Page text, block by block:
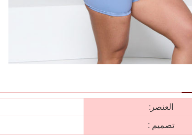
العنصر:
تصميم :